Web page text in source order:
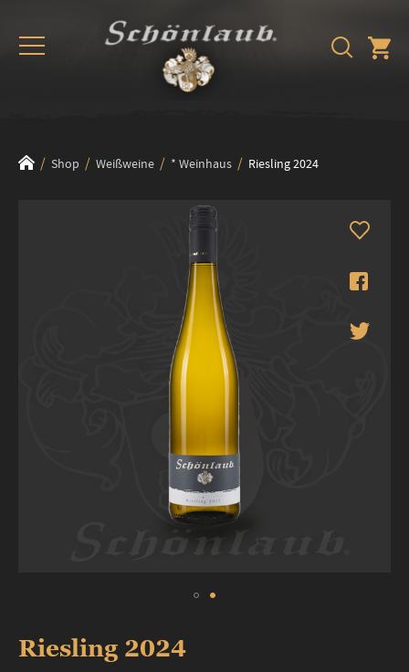
Shop Weißweine * Weinhaus Riesling 2024
Anfang
der
Riesling 2024